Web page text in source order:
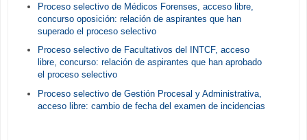
Proceso selectivo de Médicos Forenses, acceso libre,
concurso oposición: relación de aspirantes que han
superado el proceso selectivo
Proceso selectivo de Facultativos del INTCF, acceso
libre, concurso: relación de aspirantes que han aprobado
el proceso selectivo
Proceso selectivo de Gestión Procesal y Administrativa,
acceso libre: cambio de fecha del examen de incidencias